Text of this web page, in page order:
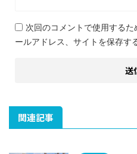
次回のコメントで使用する
ールアドレス、サイトを保存する
関連記事